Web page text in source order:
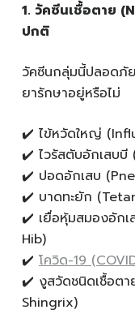
1️. วัคซีนเชื้อตาย
ปกติ
วัคซีนกลุ่มนี้ปลอดภัย
ยารักษาอยู่หรือไม่
✔️ ไข้หวัดใหญ่
✔️ ไวรัสตับอักเสบบี
✔️ ปอดอักเสบ
✔️ บาดทะยัก
✔️ เยื่อหุ้มสมองอักเ
Hib)
✔️ โควิด-19
✔️ งูสวัดชนิดเชื้อต
Shingrix)